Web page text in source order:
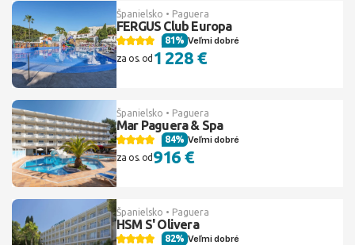
Španielsko • Paguera
FERGUS Club Europa
Veľmi dobré
81%
za os. od 1 228 €
Španielsko • Paguera
Mar Paguera & Spa
Veľmi dobré
84%
za os. od 916 €
Španielsko • Paguera
HSM S' Olivera
Veľmi dobré
82%